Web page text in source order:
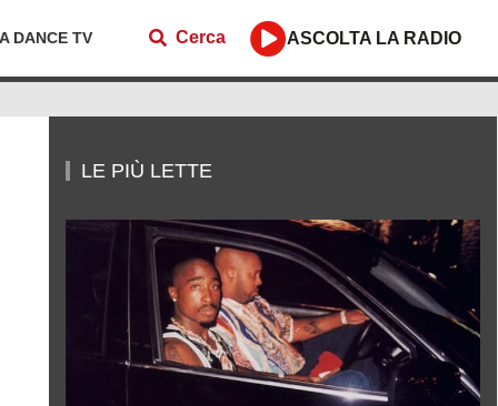
DANCE TV Cerca ASCOLTA LA RADIO
LE PIÙ LETTE